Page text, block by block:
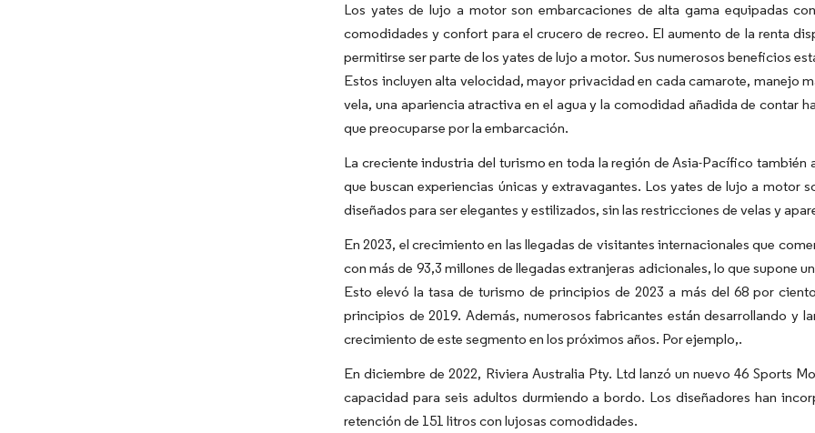
Los yates de lujo a motor son embarcaciones de alta gama equipadas
comodidades y confort para el crucero de recreo. El aumento de la renta
permitirse ser parte de los yates de lujo a motor. Sus numerosos beneficios
Estos incluyen alta velocidad, mayor privacidad en cada camarote, manejo
vela, una apariencia atractiva en el agua y la comodidad añadida de contar
que preocuparse por la embarcación.
La creciente industria del turismo en toda la región de Asia-Pacífico
que buscan experiencias únicas y extravagantes. Los yates de lujo a motor
diseñados para ser elegantes y estilizados, sin las restricciones de velas y
En 2023, el crecimiento en las llegadas de visitantes internacionales que
con más de 93,3 millones de llegadas extranjeras adicionales, lo que supone
Esto elevó la tasa de turismo de principios de 2023 a más del 68 por
principios de 2019. Además, numerosos fabricantes están desarrollando y
crecimiento de este segmento en los próximos años. Por ejemplo,.
En diciembre de 2022, Riviera Australia Pty. Ltd lanzó un nuevo 46 Sports
capacidad para seis adultos durmiendo a bordo. Los diseñadores han
retención de 151 litros con lujosas comodidades.